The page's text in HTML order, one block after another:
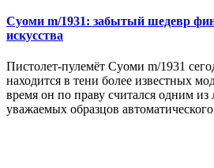
Суоми m/1931: забытый шедевр
искусства
Пистолет-пулемёт Суоми m/1931
находится в тени более известных
время он по праву считался одним
уважаемых образцов